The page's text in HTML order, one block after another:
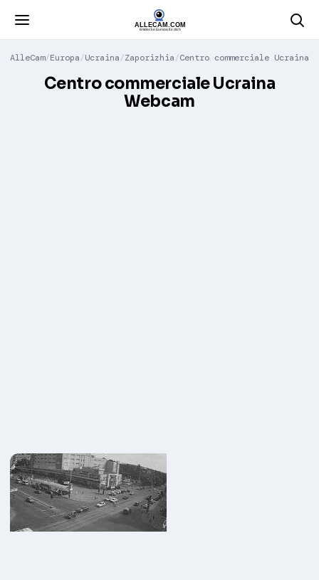
AlleCam Europa Ucraina Zaporizhia Centro commerciale Ucraina
Centro commerciale Ucraina
Webcam